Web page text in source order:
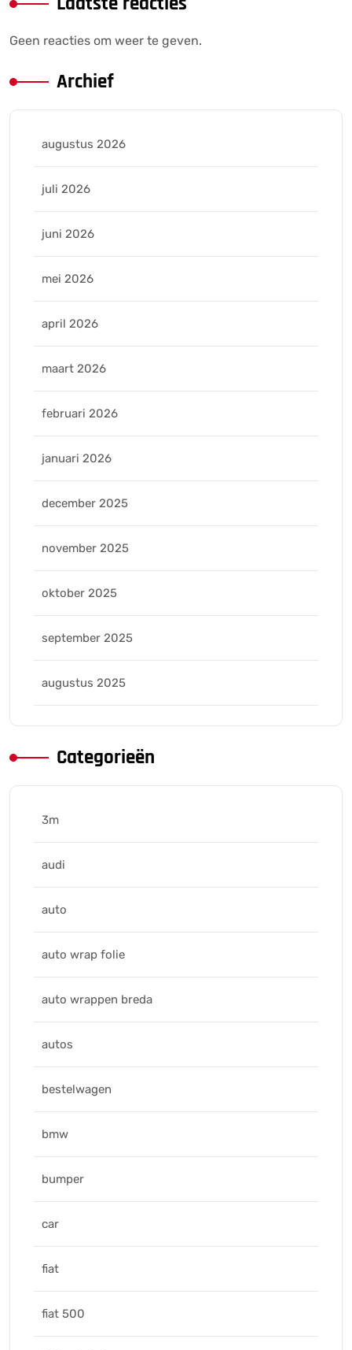
Geen reacties om weer te geven.
Archief
augustus 2026
juli 2026
juni 2026
mei 2026
april 2026
maart 2026
februari 2026
januari 2026
december 2025
november 2025
oktober 2025
september 2025
augustus 2025
Categorieën
3m
audi
auto
auto wrap folie
auto wrappen breda
autos
bestelwagen
bmw
bumper
car
fiat
fiat 500